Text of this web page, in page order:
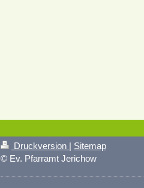
Druckversion | Sitemap
© Ev. Pfarramt Jerichow